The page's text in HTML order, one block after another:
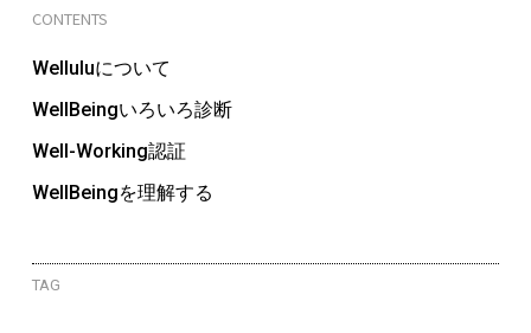
CONTENTS
Welluluについて
WellBeingいろいろ診断
Well-Working認証
WellBeingを理解する
TAG